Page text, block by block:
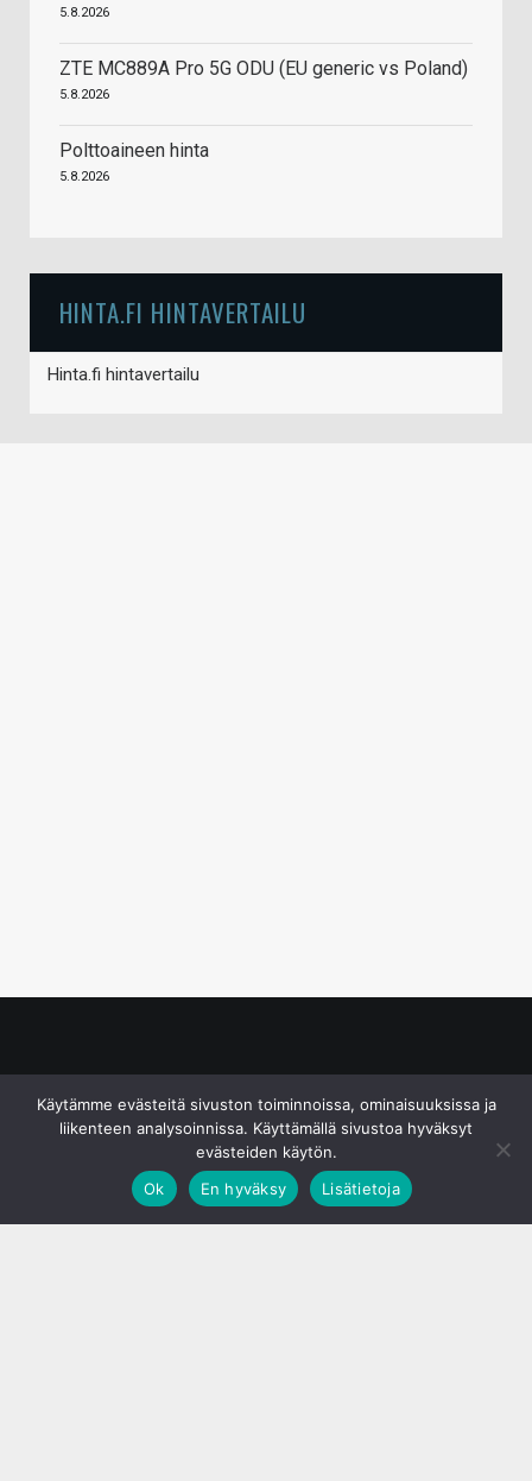
5.8.2026
ZTE MC889A Pro 5G ODU (EU generic vs Poland)
5.8.2026
Polttoaineen hinta
5.8.2026
HINTA.FI HINTAVERTAILU
Hinta.fi hintavertailu
Käytämme evästeitä sivuston toiminnoissa, ominaisuuksissa ja
liikenteen analysoinnissa. Käyttämällä sivustoa hyväksyt
evästeiden käytön.
Ok
En hyväksy Lisätietoja